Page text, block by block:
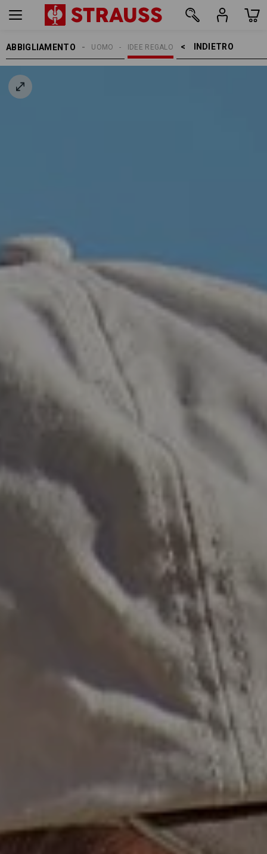
ABBIGLIAMENTO INDIETRO    >
IDEE REGALO
UOMO